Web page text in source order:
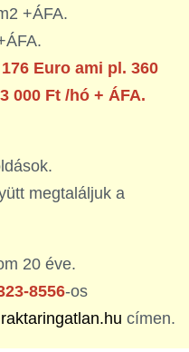
+ÁFA.
Euro ami pl. 360
000 Ft /hó + ÁFA.
megtaláljuk a
20 éve.
8556-os
címen.